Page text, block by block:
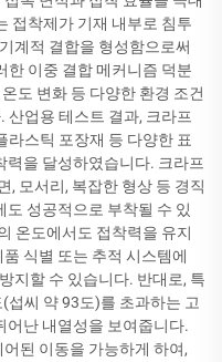
접착제가 기재 내부로 침투
계적 결합을 형성함으로써
한 이중 결합 메커니즘 덕분
도 변화 등 다양한 환경 조건
업용 테스트 결과, 크라프
라스틱 포장재 등 다양한 표
력을 달성하였습니다. 크라프
, 모서리, 복잡한 형상 등 경직
성공적으로 부착될 수 있
온도에서도 접착력을 유지
식별 또는 추적 시스템에
지할 수 있습니다. 반대로, 특
섭씨 약 93도)를 초과하는 고
어난 내열성을 보여줍니다.
된 이동을 가능하게 하여,